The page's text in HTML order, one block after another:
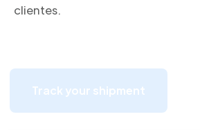
clientes.
Track your shipment